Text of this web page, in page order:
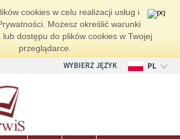
cookies w celu realizacji usług i
Możesz określić warunki
lub dostępu do plików cookies w Twojej
przeglądarce.
WYBIERZ JĘZYK
PL